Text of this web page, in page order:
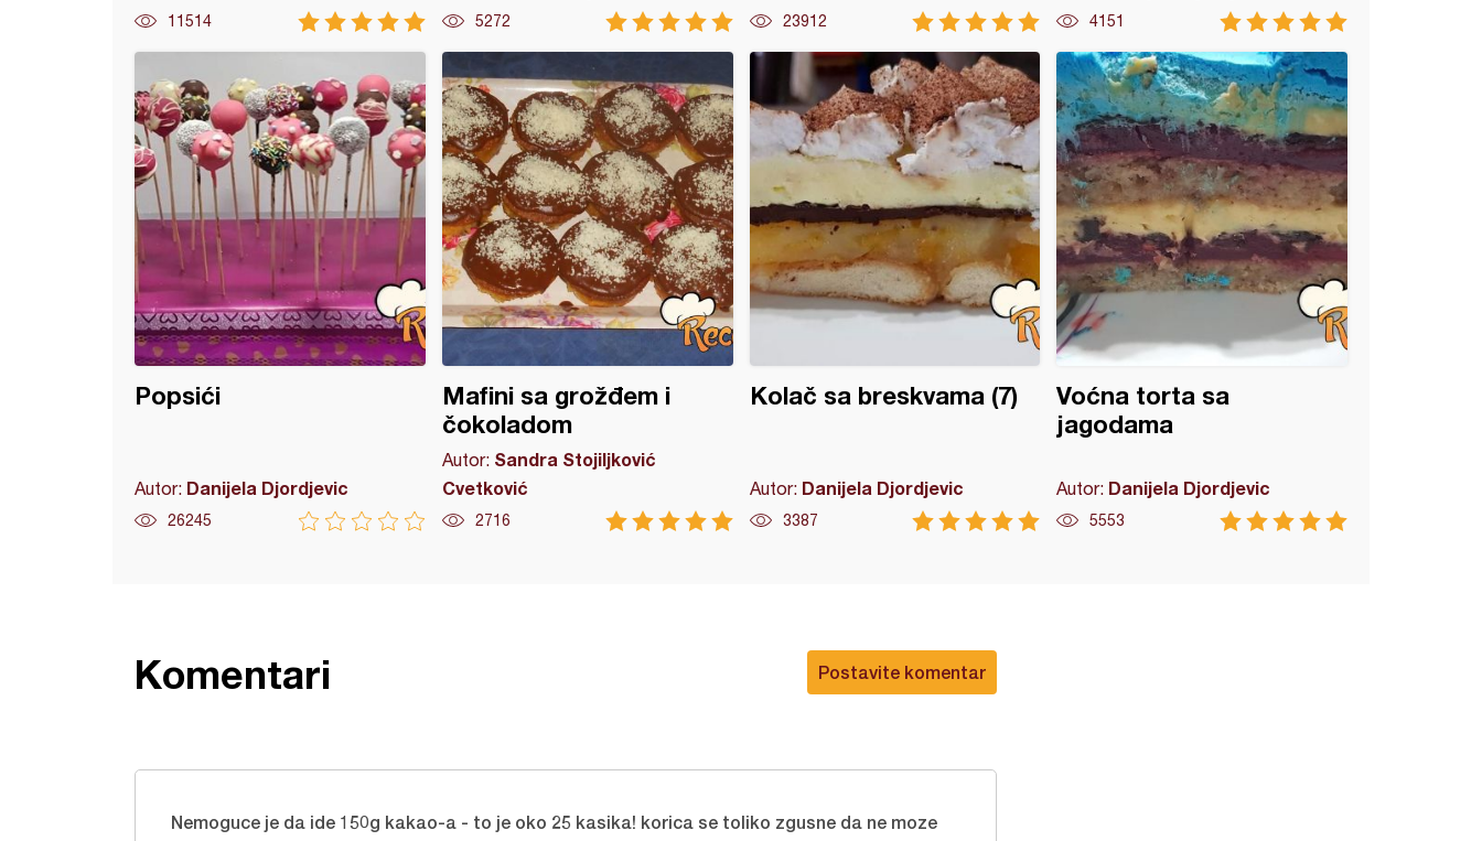
11514 5272 23912 4151
Popsići
Autor: Danijela Djordjevic
26245
Mafini sa grožđem i
čokoladom
Autor: Sandra Stojiljković
Cvetković
2716
Kolač sa breskvama (7)
Autor: Danijela Djordjevic
3387
Voćna torta sa
jagodama
Autor: Danijela Djordjevic
5553
Postavite komentar
Komentari
Nemoguce je da ide 150g kakao-a - to je oko 25 kasika! korica se toliko zgusne da ne moze